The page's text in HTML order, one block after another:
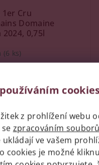
1er Cru
Domaine
0,75l
(6 ks)
Kód:99787
cookies
z prohlížení webu
zpracováním
ukládají ve vašem
cookies je možné